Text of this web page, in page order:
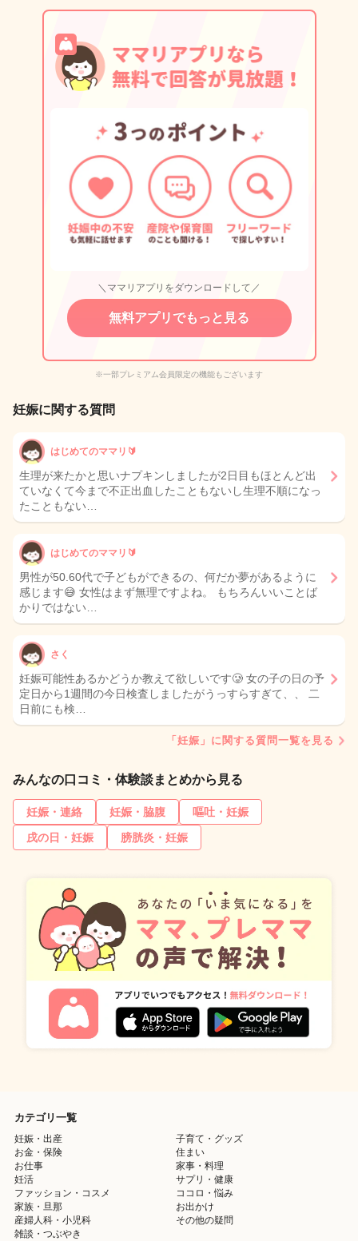
＼ママリアプリをダウンロードして／
無料アプリでもっと見る
※一部プレミアム会員限定の機能もございます
妊娠に関する質問
はじめてのママリ🔰
生理が来たかと思いナプキンしましたが2日目もほとんど出
ていなくて今まで不正出血したこともないし生理不順になっ
たこともない…
はじめてのママリ🔰
男性が50.60代で子どもができるの、何だか夢があるように
感じます😅 女性はまず無理ですよね。 もちろんいいことば
かりではない…
さく
妊娠可能性あるかどうか教えて欲しいです🥲 女の子の日の予
定日から1週間の今日検査しましたがうっすらすぎて、、 二
日前にも検…
「妊娠」に関する質問一覧を見る
みんなの口コミ・体験談まとめから見る
妊娠・連絡 妊娠・脇腹
嘔吐・妊娠
戌の日・妊娠
膀胱炎・妊娠
カテゴリ一覧
妊娠・出産
子育て・グッズ
お金・保険
住まい
お仕事
家事・料理
妊活
サプリ・健康
ファッション・コスメ
ココロ・悩み
家族・旦那
お出かけ
産婦人科・小児科
その他の疑問
雑談・つぶやき